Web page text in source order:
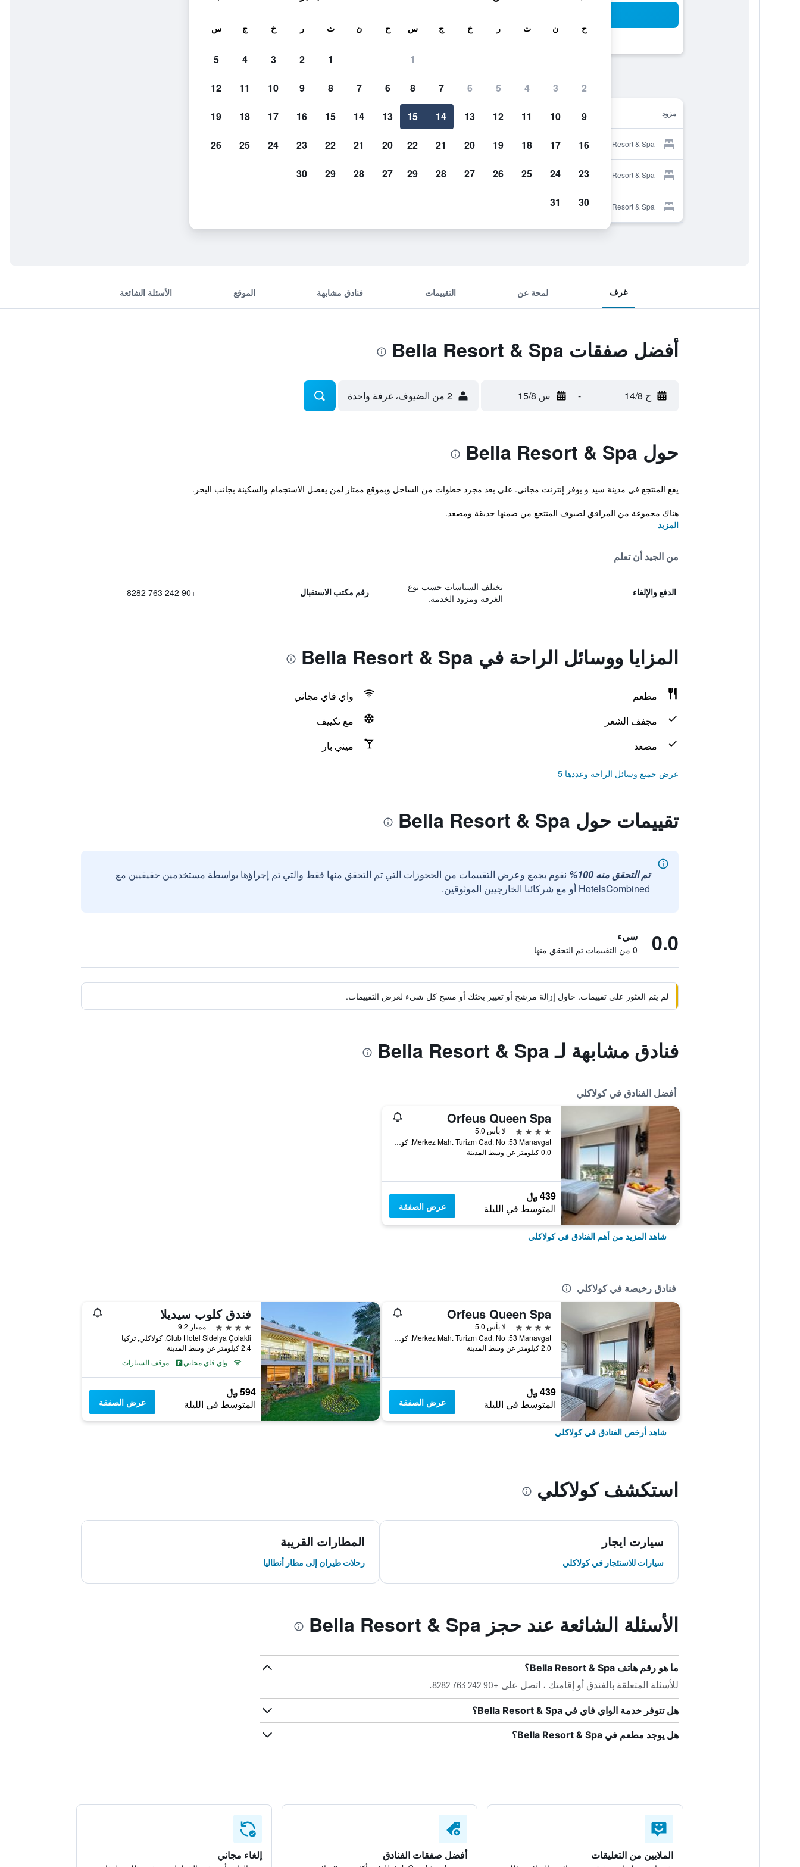
مزود
Provider for Bella Resort & Spa عرض الأسعار
Provider for Bella Resort & Spa عرض الأسعار
Provider for Bella Resort & Spa
غرف لمحة عن التقييمات فنادق مشابهة الموقع الأسئلة الشائعة
أفضل صفقات Bella Resort & Spa
ج 14/8 - س 15/8 2 من الضيوف، غرفة واحدة
حول Bella Resort & Spa
يقع المنتجع في مدينة سيد و يوفر إنترنت مجاني. على بعد مجرد خطوات من الساحل وبموقع ممتاز لمن يفضل الاستجمام والسكينة بجانب البحر.
هناك مجموعة من المرافق لضيوف المنتجع من ضمنها حديقة ومصعد.
المزيد
من الجيد أن تعلم
الدفع والإلغاء
تختلف السياسات حسب نوع
الغرفة ومزود الخدمة.
رقم مكتب الاستقبال +90 242 763 8282
المزايا ووسائل الراحة في Bella Resort & Spa
مطعم
واي فاي مجاني
مجفف الشعر
مع تكييف
مصعد
ميني بار
عرض جميع وسائل الراحة وعددها 5
تقييمات حول Bella Resort & Spa
تم التحقق منه 100%
نقوم بجمع وعرض التقييمات من الحجوزات التي تم التحقق منها فقط والتي تم إجراؤها بواسطة مستخدمين حقيقيين مع
HotelsCombined أو مع شركائنا الخارجيين الموثوقين.
0.0 سيء
0 من التقييمات تم التحقق منها
لم يتم العثور على تقييمات. حاول إزالة مرشح أو تغيير بحثك أو مسح كل شيء لعرض التقييمات.
فنادق مشابهة لـ Bella Resort & Spa
أفضل الفنادق في كولاكلي
Orfeus Queen Spa
4 نجوم
لا بأس 5.0
Merkez Mah. Turizm Cad. No :53 Manavgat, كولاكلي, تركيا
0.0 كيلومتر عن وسط المدينة
439 ﷼
المتوسط في الليلة عرض الصفقة
شاهد المزيد من أهم الفنادق في كولاكلي
فنادق رخيصة في كولاكلي
Orfeus Queen Spa
4 نجوم
لا بأس 5.0
Merkez Mah. Turizm Cad. No :53 Manavgat, كولاكلي, تركيا
2.0 كيلومتر عن وسط المدينة
439 ﷼
المتوسط في الليلة عرض الصفقة
فندق كلوب سيديلا
4 نجوم
ممتاز 9.2
Club Hotel Sidelya Çolakli, كولاكلي, تركيا
2.4 كيلومتر عن وسط المدينة
واي فاي مجاني
موقف السيارات
594 ﷼
المتوسط في الليلة عرض الصفقة
شاهد أرخص الفنادق في كولاكلي
استكشف كولاكلي
سيارت ايجار
سيارات للاستئجار في كولاكلي
المطارات القريبة
رحلات طيران إلى مطار أنطاليا
الأسئلة الشائعة عند حجز Bella Resort & Spa
ما هو رقم هاتف Bella Resort & Spa؟
للأسئلة المتعلقة بالفندق أو إقامتك ، اتصل على +90 242 763 8282.
هل تتوفر خدمة الواي فاي في Bella Resort & Spa؟
هل يوجد مطعم في Bella Resort & Spa؟
الملايين من التعليقات أفضل صفقات الفنادق إلغاء مجاني
ح ن ث ر خ ج س
1
2
3
4
5
6
7
8
9
10
11
12
13
14
15
16
17
18
19
20
21
22
23
24
25
26
27
28
29
30
31
ح ن ث ر خ ج س
1
2
3
4
5
6
7
8
9
10
11
12
13
14
15
16
17
18
19
20
21
22
23
24
25
26
27
28
29
30